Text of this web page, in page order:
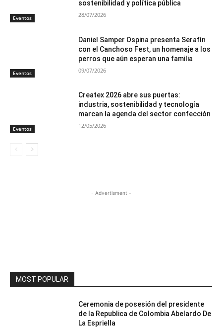
Eventos
sostenibilidad y política pública
28/07/2026
Eventos
Daniel Samper Ospina presenta Serafín
con el Canchoso Fest, un homenaje a los
perros que aún esperan una familia
09/07/2026
Eventos
Createx 2026 abre sus puertas:
industria, sostenibilidad y tecnología
marcan la agenda del sector confección
12/05/2026
- Advertisment -
MOST POPULAR
Ceremonia de posesión del presidente
de la Republica de Colombia Abelardo De
La Espriella